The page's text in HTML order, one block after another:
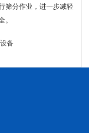
筛分作业，进一步减轻
备